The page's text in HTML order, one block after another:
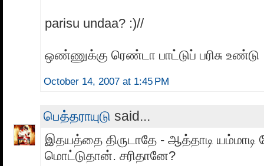
parisu undaa? :)//
ஒண்ணுக்கு ரெண்டா பாட்டுப் பரிசு உண்டு
October 14, 2007 at 1:45 PM
பெத்தராயுடு said...
இதயத்தை திருடாதே - ஆத்தாடி யம்மாடி
மொட்டுதான். சரிதானே?